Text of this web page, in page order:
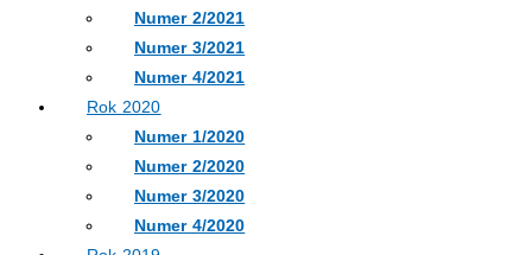
Numer 2/2021
Numer 3/2021
Numer 4/2021
Rok 2020
Numer 1/2020
Numer 2/2020
Numer 3/2020
Numer 4/2020